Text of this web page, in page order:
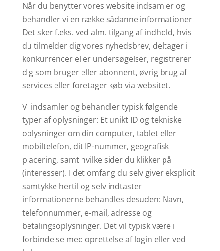
Når du benytter vores website indsamler og
behandler vi en række sådanne informationer.
Det sker f.eks. ved alm. tilgang af indhold, hvis
du tilmelder dig vores nyhedsbrev, deltager i
konkurrencer eller undersøgelser, registrerer
dig som bruger eller abonnent, øvrig brug af
services eller foretager køb via websitet.
Vi indsamler og behandler typisk følgende
typer af oplysninger: Et unikt ID og tekniske
oplysninger om din computer, tablet eller
mobiltelefon, dit IP-nummer, geografisk
placering, samt hvilke sider du klikker på
(interesser). I det omfang du selv giver eksplicit
samtykke hertil og selv indtaster
informationerne behandles desuden: Navn,
telefonnummer, e-mail, adresse og
betalingsoplysninger. Det vil typisk være i
forbindelse med oprettelse af login eller ved